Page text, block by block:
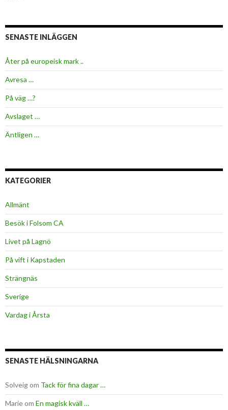
SENASTE INLÄGGEN
Åter på europeisk mark ..
Avresa …
På väg …?
Avslaget …
Äntligen …
KATEGORIER
Allmänt
Besök i Folsom CA
Livet på Lagnö
På vift i Kapstaden
Strängnäs
Sverige
Vardag i Årsta
SENASTE HÄLSNINGARNA
Solveigom Tack för fina dagar …
Marieom En magisk kväll …